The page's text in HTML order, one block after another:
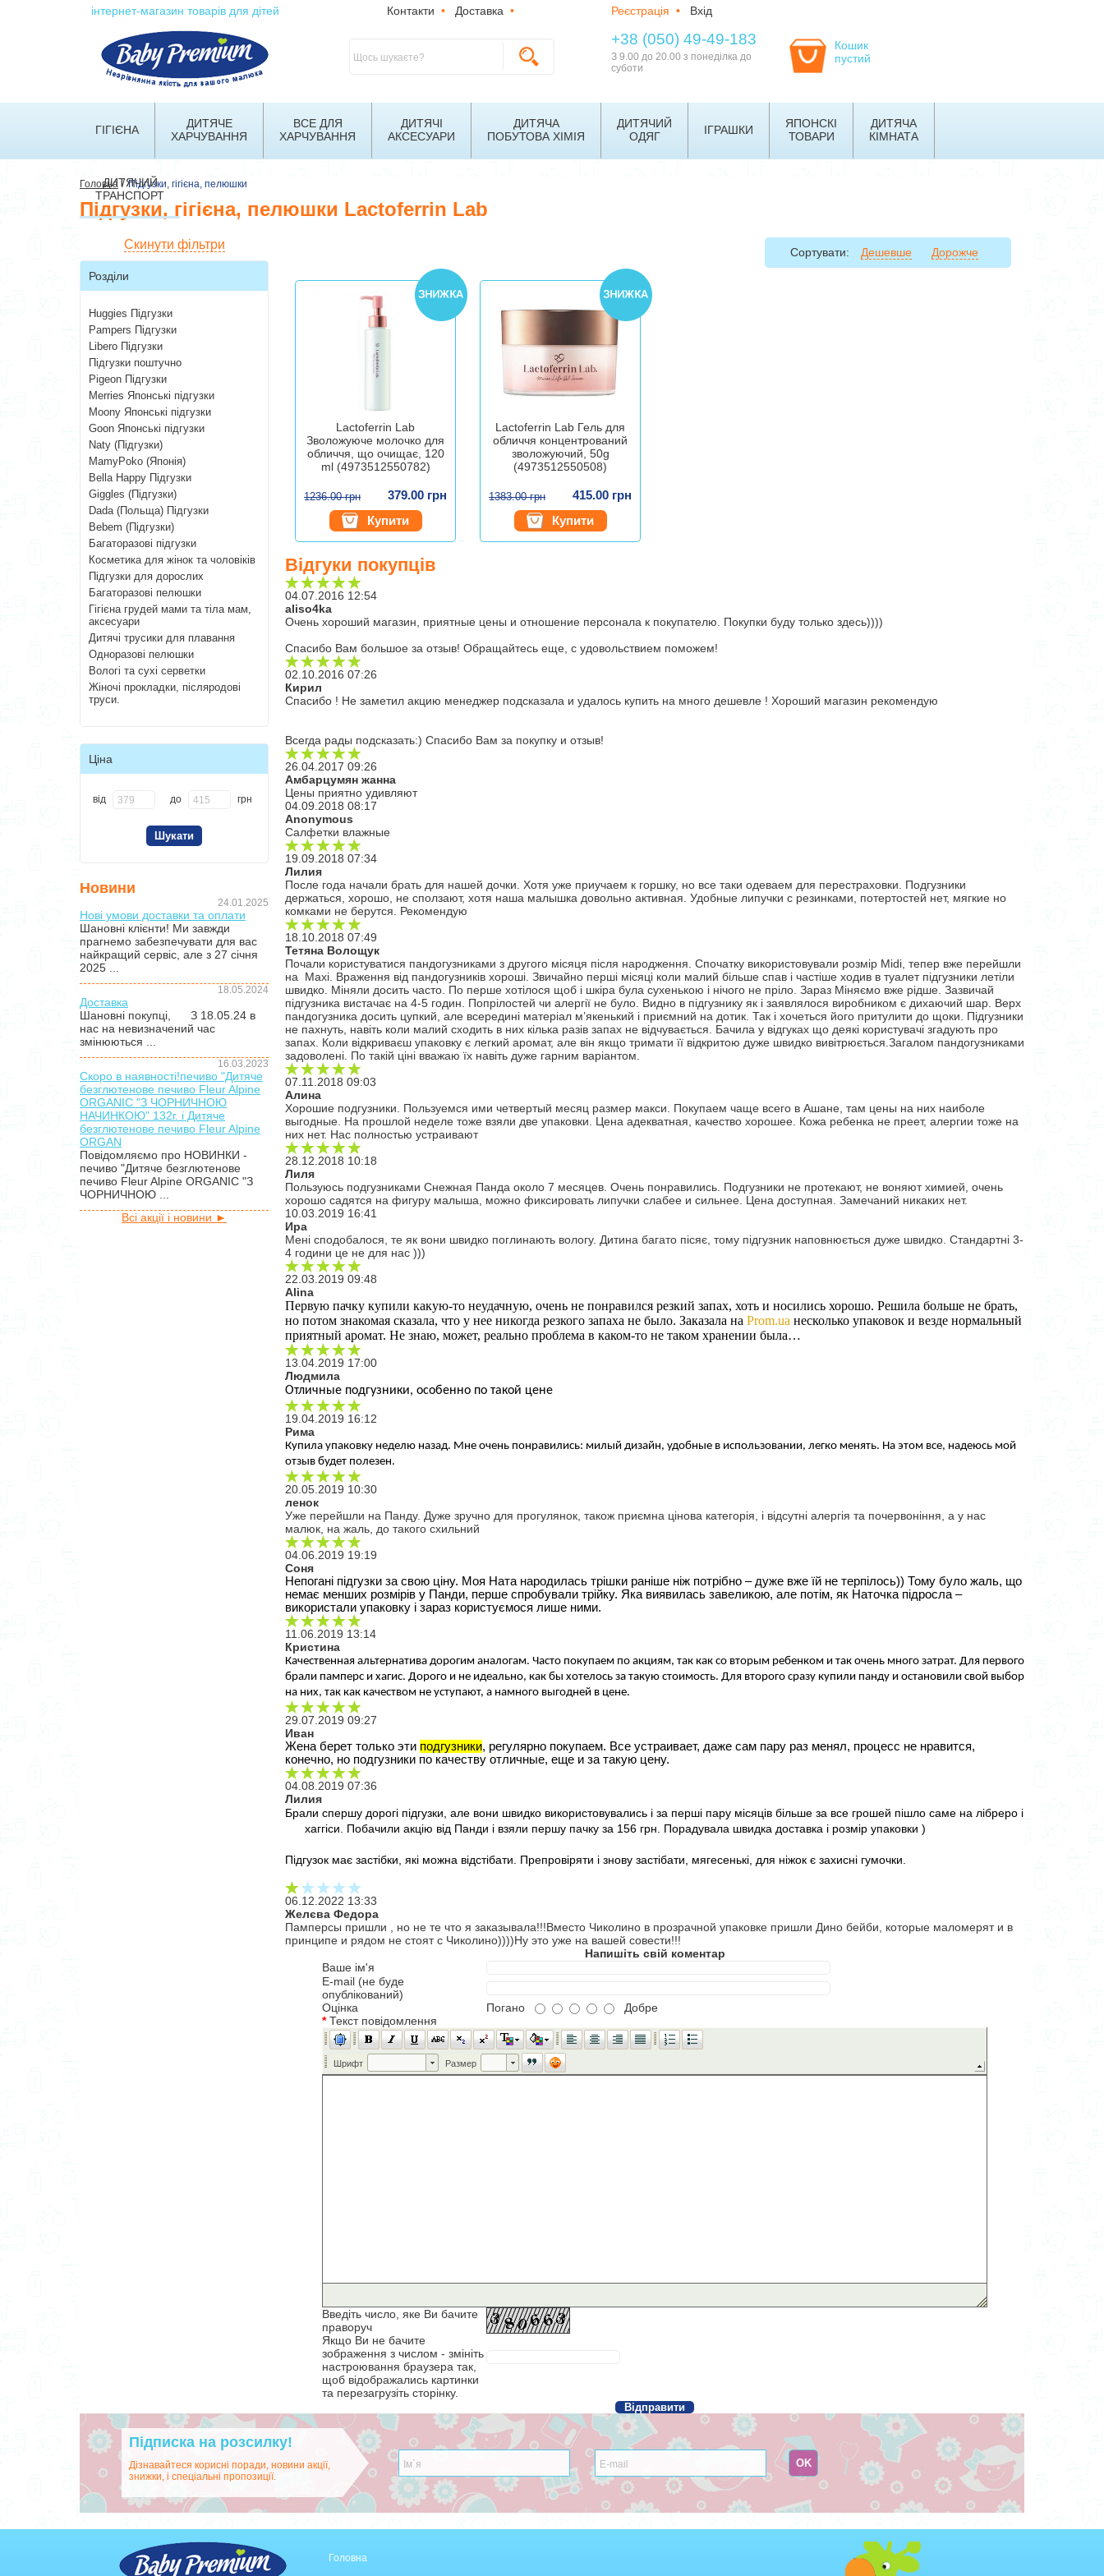
інтернет-магазин товарів для дітей Контакти • Доставка • Реєстрація • Вхід
+38 (050) 49-49-183
З 9.00 до 20.00 з понеділка до
суботи
Кошик
пустий
ГІГІЄНА
ДИТЯЧЕ
ХАРЧУВАННЯ
ВСЕ ДЛЯ
ХАРЧУВАННЯ
ДИТЯЧІ
АКСЕСУАРИ
ДИТЯЧА
ПОБУТОВА ХІМІЯ
ДИТЯЧИЙ
ОДЯГ
ІГРАШКИ
ЯПОНСКІ
ТОВАРИ
ДИТЯЧА
КІМНАТА
ДИТЯЧИЙ
ТРАНСПОРТ
Головна/Підгузки, гігієна, пелюшки
Підгузки, гігієна, пелюшки Lactoferrin Lab
Скинути фільтри
Розділи
Huggies Підгузки
Pampers Підгузки
Libero Підгузки
Підгузки поштучно
Pigeon Підгузки
Merries Японські підгузки
Moony Японські підгузки
Goon Японські підгузки
Naty (Підгузки)
MamyPoko (Японія)
Bella Happy Підгузки
Giggles (Підгузки)
Dada (Польща) Підгузки
Bebem (Підгузки)
Багаторазові підгузки
Косметика для жінок та чоловіків
Підгузки для дорослих
Багаторазові пелюшки
Гігієна грудей мами та тіла мам,
аксесуари
Дитячі трусики для плавання
Одноразові пелюшки
Вологі та сухі серветки
Жіночі прокладки, післяродові
труси.
Ціна
від до грн
Новини
24.01.2025
Нові умови доставки та оплати
Шановні клієнти! Ми завжди
прагнемо забезпечувати для вас
найкращий сервіс, але з 27 січня
2025 ...
18.05.2024
Доставка
Шановні покупці, З 18.05.24 в
нас на невизначений час
змінюються ...
16.03.2023
Скоро в наявності!печиво "Дитяче
безглютенове печиво Fleur Alpine
ORGANIC "З ЧОРНИЧНОЮ
НАЧИНКОЮ" 132г. і Дитяче
безглютенове печиво Fleur Alpine
ORGAN
Повідомляємо про НОВИНКИ -
печиво "Дитяче безглютенове
печиво Fleur Alpine ORGANIC "З
ЧОРНИЧНОЮ ...
Всі акції і новини ►
Сортувати: Дешевше Дорожче
Lactoferrin Lab
Зволожуюче молочко для
обличчя, що очищає, 120
ml (4973512550782)
1236.00 грн
379.00 грн
Купити
Lactoferrin Lab Гель для
обличчя концентрований
зволожуючий, 50g
(4973512550508)
1383.00 грн
415.00 грн
Купити
Відгуки покупців
04.07.2016 12:54
aliso4ka
Очень хороший магазин, приятные цены и отношение персонала к покупателю. Покупки буду только здесь))))
Спасибо Вам большое за отзыв! Обращайтесь еще, с удовольствием поможем!
02.10.2016 07:26
Кирил
Спасибо ! Не заметил акцию менеджер подсказала и удалось купить на много дешевле ! Хороший магазин рекомендую
Всегда рады подсказать:) Спасибо Вам за покупку и отзыв!
26.04.2017 09:26
Амбарцумян жанна
Цены приятно удивляют
04.09.2018 08:17
Anonymous
Салфетки влажные
19.09.2018 07:34
Лилия
После года начали брать для нашей дочки. Хотя уже приучаем к горшку, но все таки одеваем для перестраховки. Подгузники
держаться, хорошо, не сползают, хотя наша малышка довольно активная. Удобные липучки с резинками, потертостей нет, мягкие но
комками не берутся. Рекомендую
18.10.2018 07:49
Тетяна Волощук
Почали користуватися пандогузниками з другого місяця після народження. Спочатку використовували розмір Midi, тепер вже перейшли
на Maxi. Враження від пандогузників хороші. Звичайно перші місяці коли малий більше спав і частіше ходив в туалет підгузники летіли
швидко. Міняли досить часто. По перше хотілося щоб і шкіра була сухенькою і нічого не пріло. Зараз Міняємо вже рідше. Зазвичай
підгузника вистачає на 4-5 годин. Попрілостей чи алергії не було. Видно в підгузнику як і заявлялося виробником є дихаючий шар. Верх
пандогузника досить цупкий, але всередині матеріал м’якенький і приємний на дотик. Так і хочеться його притулити до щоки. Підгузники
не пахнуть, навіть коли малий сходить в них кілька разів запах не відчувається. Бачила у відгуках що деякі користувачі згадують про
запах. Коли відкриваєш упаковку є легкий аромат, але він якщо тримати її відкритою дуже швидко вивітрюється.Загалом пандогузниками
задоволені. По такій ціні вважаю їх навіть дуже гарним варіантом.
07.11.2018 09:03
Алина
Хорошие подгузники. Пользуемся ими четвертый месяц размер макси. Покупаем чаще всего в Ашане, там цены на них наиболе
выгодные. На прошлой неделе тоже взяли две упаковки. Цена адекватная, качество хорошее. Кожа ребенка не преет, алергии тоже на
них нет. Нас полностью устраивают
28.12.2018 10:18
Лиля
Пользуюсь подгузниками Снежная Панда около 7 месяцев. Очень понравились. Подгузники не протекают, не воняют химией, очень
хорошо садятся на фигуру малыша, можно фиксировать липучки слабее и сильнее. Цена доступная. Замечаний никаких нет.
10.03.2019 16:41
Ира
Мені сподобалося, те як вони швидко поглинають вологу. Дитина багато пісяє, тому підгузник наповнюється дуже швидко. Стандартні 3-
4 години це не для нас )))
22.03.2019 09:48
Alina
Первую пачку купили какую-то неудачную, очень не понравился резкий запах, хоть и носились хорошо. Решила больше не брать,
но потом знакомая сказала, что у нее никогда резкого запаха не было. Заказала на Prom.ua несколько упаковок и везде нормальный
приятный аромат. Не знаю, может, реально проблема в каком-то не таком хранении была…
13.04.2019 17:00
Людмила
Отличные подгузники, особенно по такой цене
19.04.2019 16:12
Рима
Купила упаковку неделю назад. Мне очень понравились: милый дизайн, удобные в использовании, легко менять. На этом все, надеюсь мой
отзыв будет полезен.
20.05.2019 10:30
ленок
Уже перейшли на Панду. Дуже зручно для прогулянок, також приємна цінова категорія, і відсутні алергія та почервоніння, а у нас
малюк, на жаль, до такого схильний
04.06.2019 19:19
Соня
Непогані підгузки за свою ціну. Моя Ната народилась трішки раніше ніж потрібно – дуже вже їй не терпілось)) Тому було жаль, що
немає менших розмірів у Панди, перше спробували трійку. Яка виявилась завеликою, але потім, як Наточка підросла –
використали упаковку і зараз користуємося лише ними.
11.06.2019 13:14
Кристина
Качественная альтернатива дорогим аналогам. Часто покупаем по акциям, так как со вторым ребенком и так очень много затрат. Для первого
брали памперс и хагис. Дорого и не идеально, как бы хотелось за такую стоимость. Для второго сразу купили панду и остановили свой выбор
на них, так как качеством не уступают, а намного выгодней в цене.
29.07.2019 09:27
Иван
Жена берет только эти подгузники, регулярно покупаем. Все устраивает, даже сам пару раз менял, процесс не нравится,
конечно, но подгузники по качеству отличные, еще и за такую цену.
04.08.2019 07:36
Лилия
Брали спершу дорогі підгузки, але вони швидко використовувались і за перші пару місяців більше за все грошей пішло саме на лібреро і
хаггіси. Побачили акцію від Панди і взяли першу пачку за 156 грн. Порадувала швидка доставка і розмір упаковки )
Підгузок має застібки, які можна відстібати. Препровіряти і знову застібати, мягесенькі, для ніжок є захисні гумочки.
06.12.2022 13:33
Желєва Федора
Памперсы пришли , но не те что я заказывала!!!Вместо Чиколино в прозрачной упаковке пришли Дино бейби, которые маломерят и в
принципе и рядом не стоят с Чиколино))))Ну это уже на вашей совести!!!
Напишіть свій коментар
Ваше ім'я
E-mail (не буде
опублікований)
Оцінка
Погано
Добре
*Текст повідомлення
Шрифт Размер
Введіть число, яке Ви бачите
праворуч
Якщо Ви не бачите
зображення з числом - змініть
настроювання браузера так,
щоб відображались картинки
та перезагрузіть сторінку.
Підписка на розсилку!
Дізнавайтеся корисні поради, новини акції,
знижки, і спеціальні пропозиції.
Головна